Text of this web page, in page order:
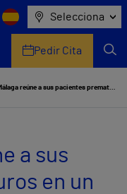
Selecciona
Pedir Cita
Vithas Málaga reúne a sus pacientes prematuros en un emotivo acto
a sus
en un